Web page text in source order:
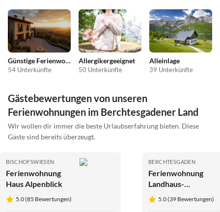
Günstige Ferienwohnungen
54 Unterkünfte
Allergikergeeignet
50 Unterkünfte
Alleinlage
39 Unterkünfte
Gästebewertungen von unseren
Ferienwohnungen im Berchtesgadener Land
Wir wollen dir immer die beste Urlaubserfahrung bieten. Diese
Gäste sind bereits überzeugt.
BISCHOFSWIESEN
Ferienwohnung
Haus Alpenblick
5.0 (85 Bewertungen)
BERCHTESGADEN
Ferienwohnung
Landhaus-
Riemerfeld
5.0 (39 Bewertungen)